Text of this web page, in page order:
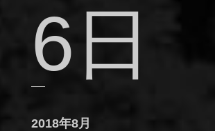
6日
2018年8月